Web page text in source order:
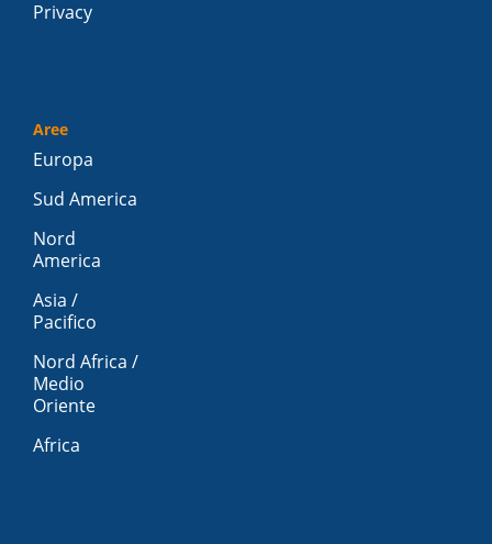
Privacy
Aree
Europa
Sud America
Nord
America
Asia /
Pacifico
Nord Africa /
Medio
Oriente
Africa